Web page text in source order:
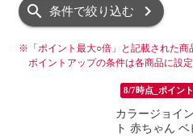
条件で絞り込む
※ 「ポイント最大○倍」と記載された
ポイントアップの条件は各商品に設
8/7時点_ポイン
カラージョイ
ト 赤ちゃん